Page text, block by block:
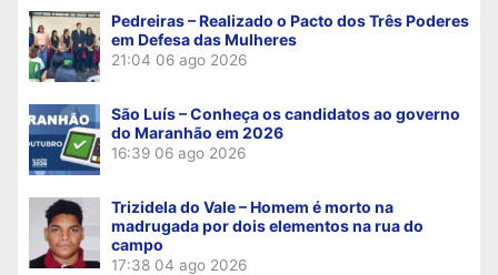
Pedreiras – Realizado o Pacto dos Três Poderes
em Defesa das Mulheres
21:04 06 ago 2026
São Luís – Conheça os candidatos ao governo
do Maranhão em 2026
16:39 06 ago 2026
Trizidela do Vale – Homem é morto na
madrugada por dois elementos na rua do
campo
17:38 04 ago 2026